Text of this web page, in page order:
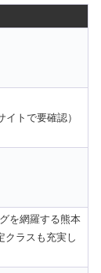
トで要確認）
を網羅する熊本
クラスも充実し